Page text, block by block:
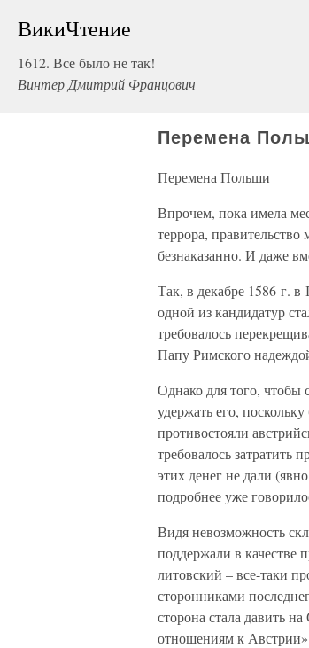
ВикиЧтение
1612. Все было не так!
Винтер Дмитрий Францович
Перемена
Перемена Польши
Впрочем, пока имела
террора,
безнаказанно. И даже
Так, в декабре 1586 г.
одной из кандидатур
требовалось
Папу Римского
Однако для того, чтобы
удержать его,
противостояли
требовалось
этих денег не дали
подробнее уже
Видя невозможность
поддержали в качестве
литовский – все-таки
сторонниками
сторона стала давить
отношениям к